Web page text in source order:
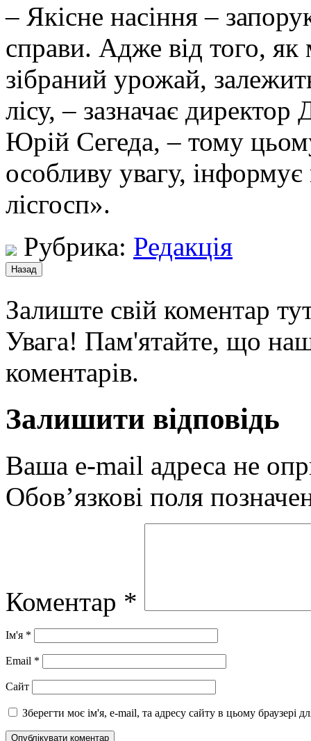
– Якісне насіння –
справи. Адже від того,
зібраний урожай,
лісу, – зазначає
Юрій Сегеда, – тому
особливу увагу,
лісгосп».
Рубрика: Редакція
Залиште свій коментар
Увага! Пам'ятайте, що
коментарів.
Залишити відповідь
Ваша e-mail адреса не
Обов’язкові поля
Коментар *
Ім'я *
Email *
Сайт
Зберегти моє ім'я, e-mail, та адресу сайту в цьому браузері